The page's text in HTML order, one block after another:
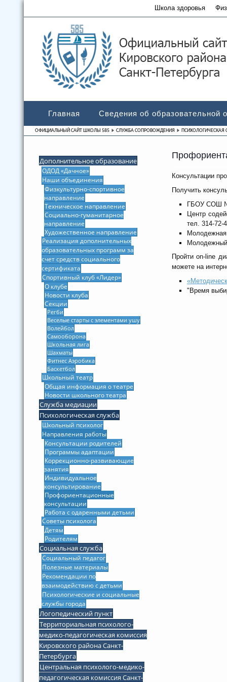
Школа здоровья
Главная Сведения об образовательной
ОФИЦИАЛЬНЫЙ САЙТ ШКОЛЫ 585 СЛУЖБА СОПРОВОЖДЕНИЯ ПСИХОЛОГИЧЕСКАЯ
Дополнительное образование
ОДОД «Дачное»
Наши объединения
Физкультурно-спортивное
направление
Техническое направление
Социально-гуманитарное
направление
Художественное направление
Реализация дополнительных
образовательных программ за
счет средств социального
сертификата
Спортивный клуб «Лидер»
О клубе
Новости клуба
Секции
Регби
Веселые старты с элементами ушу
Волейбол
Самооборона
Школьная лига
Шахматы
Фитнес Аэробика
Баскетбол
Школьный театр
Общая информация о театре
Новости школьного театра
Служба медиации
Психологическая служба
Школьный психолог
Направления работы
Консультации родителей
Программы адаптации
Коррекционно-развивающие
занятия
Индивидуальное
консультирование
Профориентационные
консультации
Работа с одаренными детьми
Советы психолога
Детям
Родителям
Социальная служба
Социальный педагог
Полезные материалы
Рекомендации по
взаимодействию с детьми
Психологические и социальные
службы города
Логопедический пункт
Территориальная психолого-
медико-педагогическая комиссия
Кировского района Санкт-
Петербурга
Центральная психолого-медико-
педагогическая комиссия Санкт-
Консультации
Получить
ГБОУ СОШ
Центр
тел. 314-72-
Молодежная
Молодежный
Пройти on-line
можете на
"Время